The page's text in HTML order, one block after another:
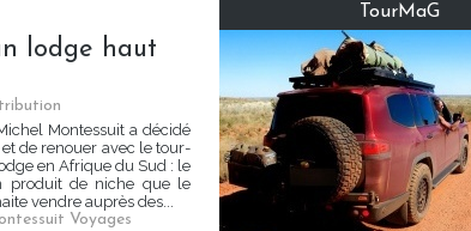
lodge haut
Montessuit a décidé
de renouer avec le tour-
en Afrique du Sud : le
produit de niche que le
vendre auprès des...
Voyages
TourMaG